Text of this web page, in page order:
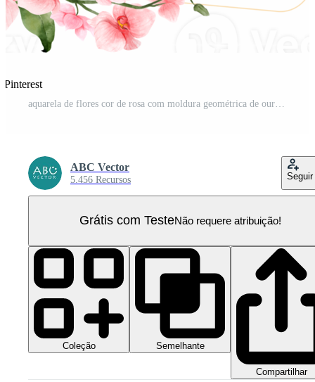
ABC Vector
5.456 Recursos Seguir
Grátis com TesteNão requere atribuição!
Coleção Semelhante
Compartilhar